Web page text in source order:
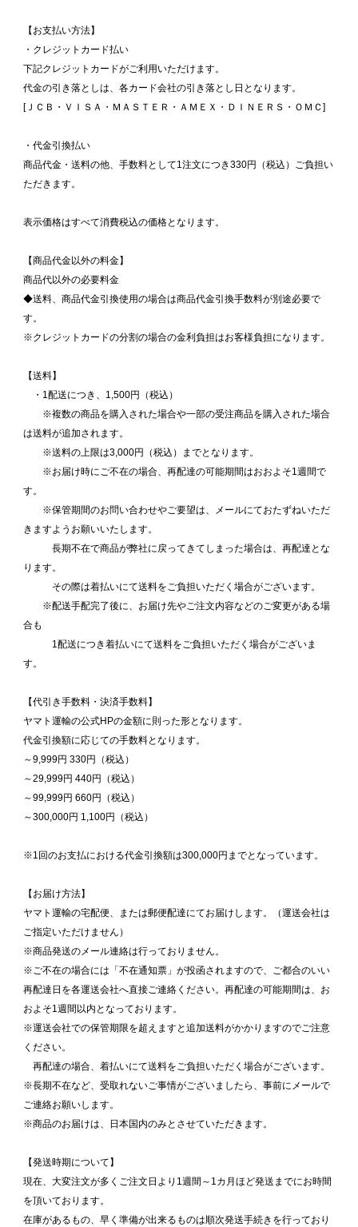
【お支払い方法】
・クレジットカード払い
下記クレジットカードがご利用いただけます。
代金の引き落としは、各カード会社の引き落とし日となります。
[ＪＣＢ・ＶＩＳＡ・ＭＡＳＴＥＲ・ＡＭＥＸ・ＤＩＮＥＲＳ・ＯＭＣ]
・代金引換払い
商品代金・送料の他、手数料として1注文につき330円（税込）ご負担い
ただきます。
表示価格はすべて消費税込の価格となります。
【商品代金以外の料金】
商品代以外の必要料金
◆送料、商品代金引換使用の場合は商品代金引換手数料が別途必要で
す。
※クレジットカードの分割の場合の金利負担はお客様負担になります。
【送料】
・1配送につき、1,500円（税込）
※複数の商品を購入された場合や一部の受注商品を購入された場合
は送料が追加されます。
※送料の上限は3,000円（税込）までとなります。
※お届け時にご不在の場合、再配達の可能期間はおおよそ1週間で
す。
※保管期間のお問い合わせやご要望は、メールにておたずねいただ
きますようお願いいたします。
長期不在で商品が弊社に戻ってきてしまった場合は、再配達とな
ります。
その際は着払いにて送料をご負担いただく場合がございます。
※配送手配完了後に、お届け先やご注文内容などのご変更がある場
合も
1配送につき着払いにて送料をご負担いただく場合がございま
す。
【代引き手数料・決済手数料】
ヤマト運輸の公式HPの金額に則った形となります。
代金引換額に応じての手数料となります。
～9,999円 330円（税込）
～29,999円 440円（税込）
～99,999円 660円（税込）
～300,000円 1,100円（税込）
※1回のお支払における代金引換額は300,000円までとなっています。
【お届け方法】
ヤマト運輸の宅配便、または郵便配達にてお届けします。（運送会社は
ご指定いただけません）
※商品発送のメール連絡は行っておりません。
※ご不在の場合には「不在通知票」が投函されますので、ご都合のいい
再配達日を各運送会社へ直接ご連絡ください。再配達の可能期間は、お
およそ1週間以内となっております。
※運送会社での保管期限を超えますと追加送料がかかりますのでご注意
ください。
再配達の場合、着払いにて送料をご負担いただく場合がございます。
※長期不在など、受取れないご事情がございましたら、事前にメールで
ご連絡お願いします。
※商品のお届けは、日本国内のみとさせていただきます。
【発送時期について】
現在、大変注文が多くご注文日より1週間～1カ月ほど発送までにお時間
を頂いております。
在庫があるもの、早く準備が出来るものは順次発送手続きを行っており